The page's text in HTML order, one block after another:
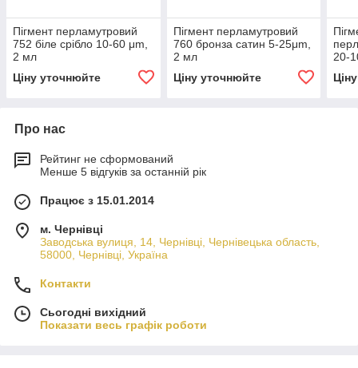
Пігмент перламутровий
752 біле срібло 10-60 μm,
2 мл
Ціну уточнюйте
Пігмент перламутровий
760 бронза сатин 5-25μm,
2 мл
Ціну уточнюйте
20-
Про нас
Рейтинг не сформований
Менше 5 відгуків за останній рік
Працює з 15.01.2014
м. Чернівці
Заводська вулиця, 14, Чернівці, Чернівецька область,
58000, Чернівці, Україна
Контакти
Сьогодні вихідний
Показати весь графік роботи